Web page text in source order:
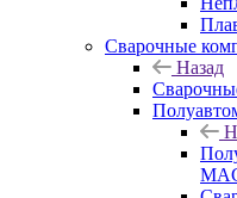
Сварочные
Назад